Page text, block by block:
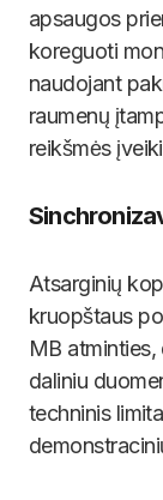
apsaugos
koreguoti
naudojant
raumenų
reikšmės
Atsarginių
kruopštaus
MB atminties,
daliniu
techninis